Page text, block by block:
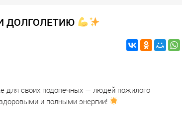
ДОЛГОЛЕТИЮ
для своих подопечных — людей пожилого
и полными энергии!